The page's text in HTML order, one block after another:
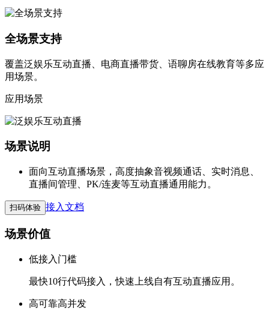
全场景支持
覆盖泛娱乐互动直播、电商直播带货、语聊房在线教育等多应
用场景。
应用场景
场景说明
面向互动直播场景，高度抽象音视频通话、实时消息、
直播间管理、PK/连麦等互动直播通用能力。
扫码体验 接入文档
场景价值
低接入门槛
最快10行代码接入，快速上线自有互动直播应用。
高可靠高并发